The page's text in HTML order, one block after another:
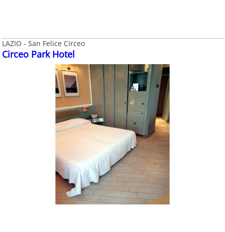
LAZIO - San Felice Circeo
Circeo Park Hotel